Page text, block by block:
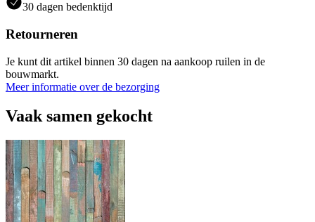
30 dagen bedenktijd
Retourneren
Je kunt dit artikel binnen 30 dagen na aankoop ruilen in de
bouwmarkt.
Meer informatie over de bezorging
Vaak samen gekocht